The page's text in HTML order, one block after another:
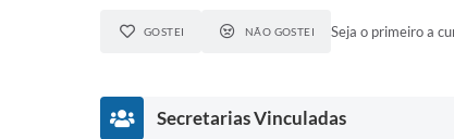
GOSTEI NÃO GOSTEI Seja o primeiro a
Secretarias Vinculadas